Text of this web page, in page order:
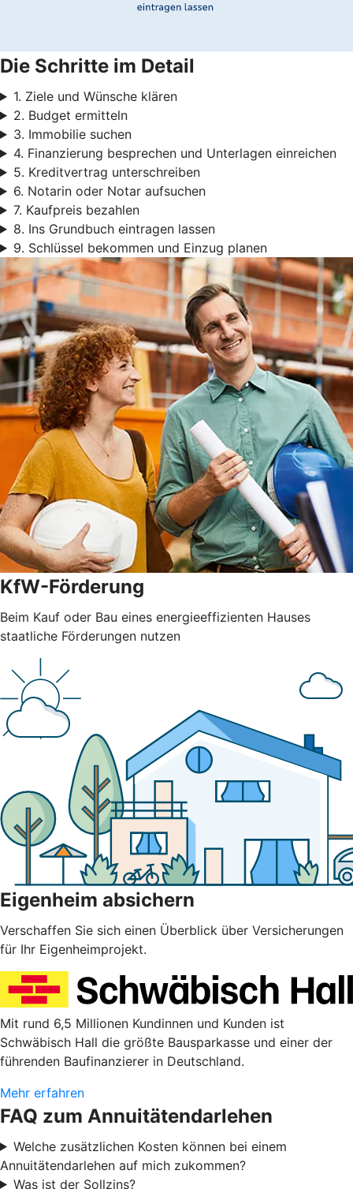
Die Schritte im Detail
1. Ziele und Wünsche klären
2. Budget ermitteln
3. Immobilie suchen
4. Finanzierung besprechen und Unterlagen einreichen
5. Kreditvertrag unterschreiben
6. Notarin oder Notar aufsuchen
7. Kaufpreis bezahlen
8. Ins Grundbuch eintragen lassen
9. Schlüssel bekommen und Einzug planen
KfW-Förderung
Beim Kauf oder Bau eines energieeffizienten Hauses
staatliche Förderungen nutzen
Eigenheim absichern
Verschaffen Sie sich einen Überblick über Versicherungen
für Ihr Eigenheimprojekt.
Mit rund 6,5 Millionen Kundinnen und Kunden ist
Schwäbisch Hall die größte Bausparkasse und einer der
führenden Baufinanzierer in Deutschland.
Mehr erfahren
FAQ zum Annuitätendarlehen
Welche zusätzlichen Kosten können bei einem
Annuitätendarlehen auf mich zukommen?
Was ist der Sollzins?